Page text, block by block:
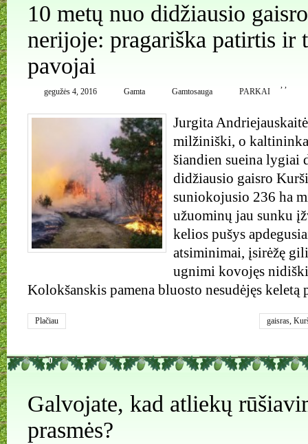
10 metų nuo didžiausio
nerijoje: pragariška patirtis ir
pavojai
gegužės 4, 2016 Gamta
,
Gamtosauga
,
PARKAI
Jurgita
milžiniški, o
šiandien sueina lygiai
didžiausio gaisro
suniokojusio 236 ha
užuominų jau sunku
kelios pušys
atsiminimai, įsirėžę
ugnimi kovojęs
Kolokšanskis pamena bluosto nesudėjęs
Plačiau gaisras,
0
Galvojate, kad atliekų
prasmės?